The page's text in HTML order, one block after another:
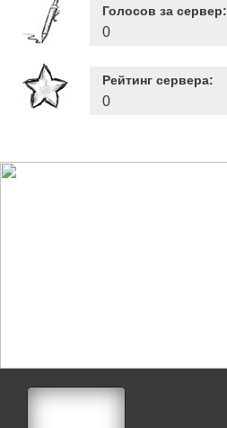
Голосов за сервер:
0
Рейтинг сервера:
0